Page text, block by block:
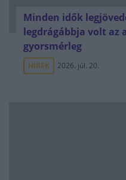
Minden idők
legdrágábbja volt az
gyorsmérleg
HÍREK 2026. júl. 20.